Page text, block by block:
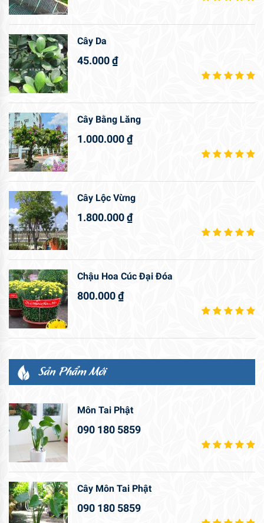
Cây Da
45.000₫
Cây Bằng Lăng
1.000.000₫
Cây Lộc Vừng
1.800.000₫
Chậu Hoa Cúc Đại Đóa
800.000₫
Sản Phẩm Mới
Môn Tai Phật
090 180 5859
Cây Môn Tai Phật
090 180 5859